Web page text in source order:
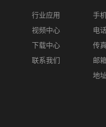
行业应用
视频中心
下载中心
联系我们
手机
电话
传真
邮箱
地址